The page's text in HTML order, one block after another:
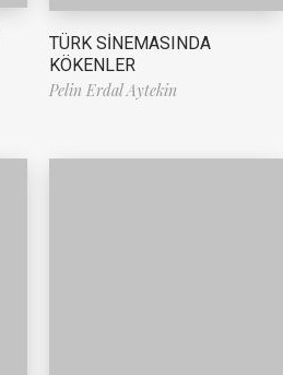
TÜRK SİNEMASINDA
KÖKENLER
Pelin Erdal Aytekin